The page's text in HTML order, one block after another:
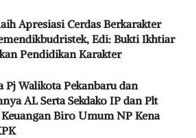
Apresiasi Cerdas Berkarakter
Edi: Bukti Ikhtiar
Pendidikan Karakter
Pj Walikota Pekanbaru dan
AL Serta Sekdako IP dan Plt
Keuangan Biro Umum NP Kena